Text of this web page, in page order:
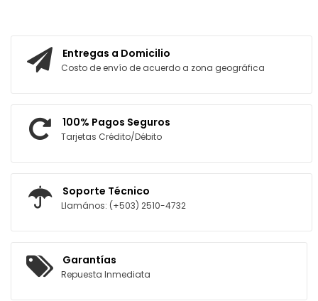
Entregas a Domicilio
Costo de envío de acuerdo a zona geográfica
100% Pagos Seguros
Tarjetas Crédito/Débito
Soporte Técnico
Llamános: (+503) 2510-4732
Garantías
Repuesta Inmediata